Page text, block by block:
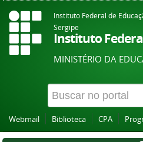
Instituto Federal de
Sergipe
Instituto
MINISTÉRIO DA
Webmail Biblioteca CPA